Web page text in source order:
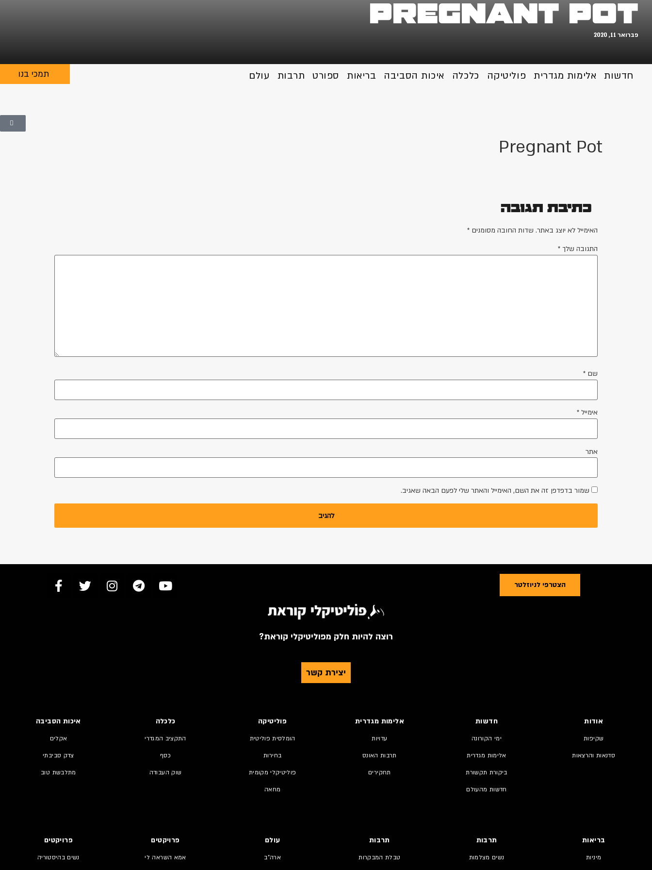
Pregnant Pot
פברואר 11, 2020
חדשות אלימות מגדרית פוליטיקה כלכלה איכות הסביבה בריאות ספורט תרבות עולם תמכי בנו
Pregnant Pot
כתיבת תגובה
האימייל לא יוצג באתר. שדות החובה מסומנים *
התגובה שלך *
שם *
אימייל *
אתר
שמור בדפדפן זה את השם, האימייל והאתר שלי לפעם הבאה שאגיב.
הצטרפי לניוזלטר
רוצה להיות חלק מפוליטיקלי קוראת?
יצירת קשר
אודות
שקיפות
סדנאות והרצאות
חדשות
ימי הקורונה
אלימות מגדרית
ביקורת תקשורת
חדשות מהעולם
אלימות מגדרית
עדויות
תרבות האונס
תחקירים
פוליטיקה
הומלסית פוליטית
בחירות
פוליטיקלי מקומית
מחאה
כלכלה
התקציב המגדרי
כסף
שוק העבודה
איכות הסביבה
אקלים
צדק סביבתי
מתלבשת טוב
בריאות
מיניות
תרבות
נשים מצלמות
תרבות
טבלת המבקרות
עולם
ארה"ב
פרויקטים
אמא השראה לי
פרויקטים
נשים בהיסטוריה